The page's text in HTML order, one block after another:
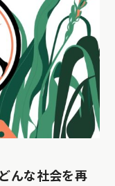
んな社会を再